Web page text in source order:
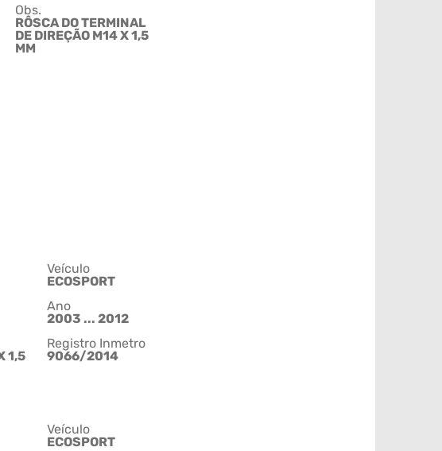
Obs.
RÔSCA DO TERMINAL
DE DIREÇÃO M14 X 1,5
MM
Veículo
ECOSPORT
Ano
2003 ... 2012
1,5
Registro Inmetro
9066/2014
Veículo
ECOSPORT